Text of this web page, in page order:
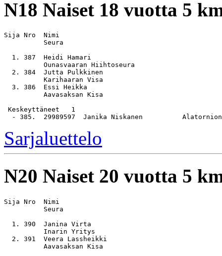
N18 Naiset 18 vuotta 5
Sija Nro  Nimi
          Seura
1. 387  Heidi Hamari
          Ounasvaaran Hiihtoseura
2. 384  Jutta Pulkkinen
          Karihaaran Visa
3. 386  Essi Heikka
          Aavasaksan Kisa
Keskeyttäneet   1
Sarjaluettelo
N20 Naiset 20 vuotta 5
Sija Nro  Nimi
          Seura
1. 390  Janina Virta
          Inarin Yritys
2. 391  Veera Lassheikki